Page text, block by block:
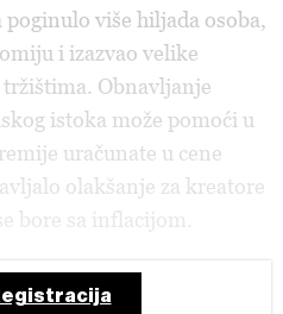
više hiljada osoba,
i izazvao velike
Obnavljanje
istoka može pomoći u
uračunate u cene
olakšanje za kreatore
bore sa inflacijom.